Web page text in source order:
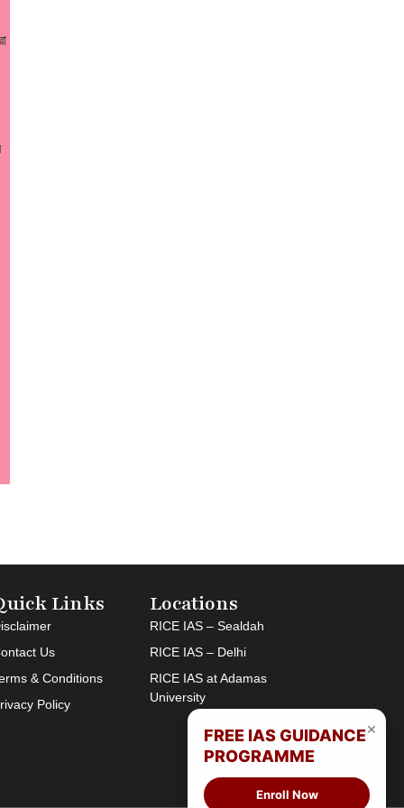
Links
Us
& Conditions
Policy
Locations
RICE IAS – Sealdah
RICE IAS – Delhi
RICE IAS at Adamas
University
×
FREE IAS GUIDANCE
PROGRAMME
Enroll Now